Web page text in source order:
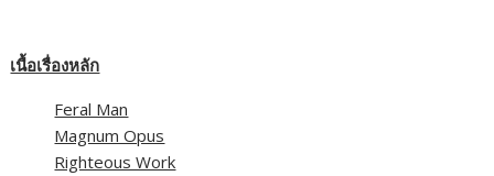
เนื้อเรื่องหลัก
Feral Man
Magnum Opus
Righteous Work